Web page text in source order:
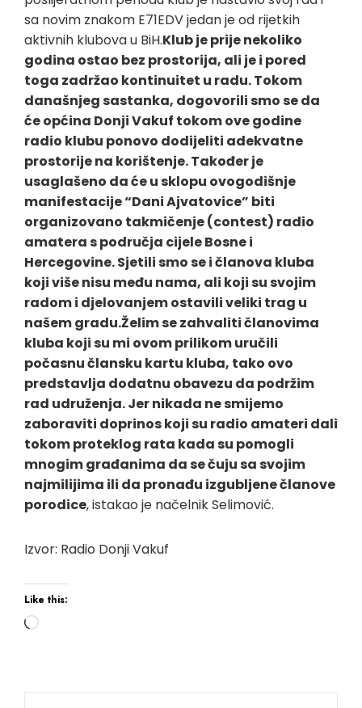
sa novim znakom E71EDV jedan je od rijetkih
aktivnih klubova u BiH.Klub je prije nekoliko
godina ostao bez prostorija, ali je i pored
toga zadržao kontinuitet u radu. Tokom
današnjeg sastanka, dogovorili smo se da
će općina Donji Vakuf tokom ove godine
radio klubu ponovo dodijeliti adekvatne
prostorije na korištenje. Također je
usaglašeno da će u sklopu ovogodišnje
manifestacije “Dani Ajvatovice” biti
organizovano takmičenje (contest) radio
amatera s područja cijele Bosne i
Hercegovine. Sjetili smo se i članova kluba
koji više nisu među nama, ali koji su svojim
radom i djelovanjem ostavili veliki trag u
našem gradu.Želim se zahvaliti članovima
kluba koji su mi ovom prilikom uručili
počasnu člansku kartu kluba, tako ovo
predstavlja dodatnu obavezu da podržim
rad udruženja. Jer nikada ne smijemo
zaboraviti doprinos koji su radio amateri dali
tokom proteklog rata kada su pomogli
mnogim građanima da se čuju sa svojim
najmilijima ili da pronađu izgubljene članove
porodice, istakao je načelnik Selimović.
Izvor: Radio Donji Vakuf
Like this: